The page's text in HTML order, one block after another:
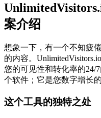
案介绍
想象一下，有一个不知疲
的内容。
您的可见性和转化率的24/
个软件；它是您数字增长
这个工具的独特之处